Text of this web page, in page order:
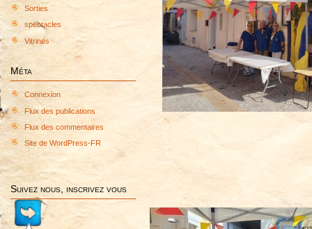
Sorties
spectacles
Vitrines
Méta
Connexion
Flux des publications
Flux des commentaires
Site de WordPress-FR
Suivez nous, inscrivez vous